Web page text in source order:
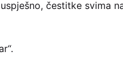
čestitke svima